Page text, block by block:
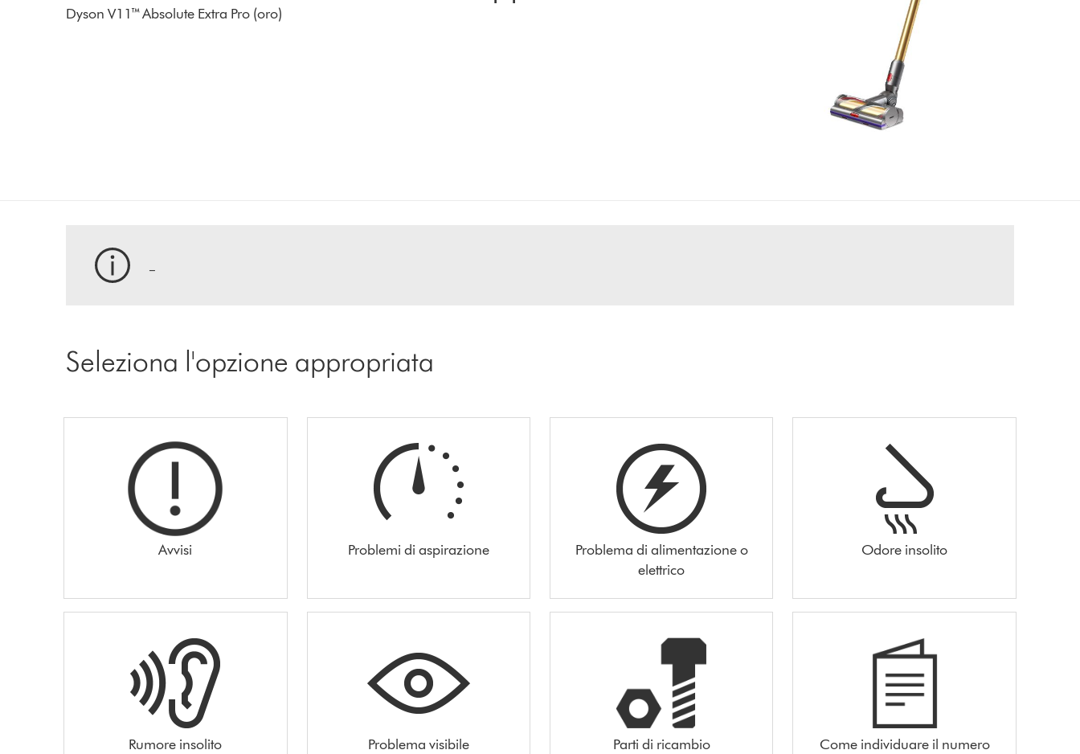
Dyson V11™ Absolute Extra Pro (oro)
Seleziona l'opzione appropriata
Avvisi Problemi di aspirazione
Problema di alimentazione o
elettrico
Odore insolito
Rumore insolito Problema visibile Parti di ricambio
Come individuare il numero